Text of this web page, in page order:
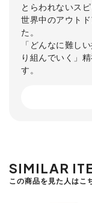
とらわれないス
世界中のアウト
た。
「どんなに難し
り組んでいく」
す。
SIMILAR
この商品を見た人はこ